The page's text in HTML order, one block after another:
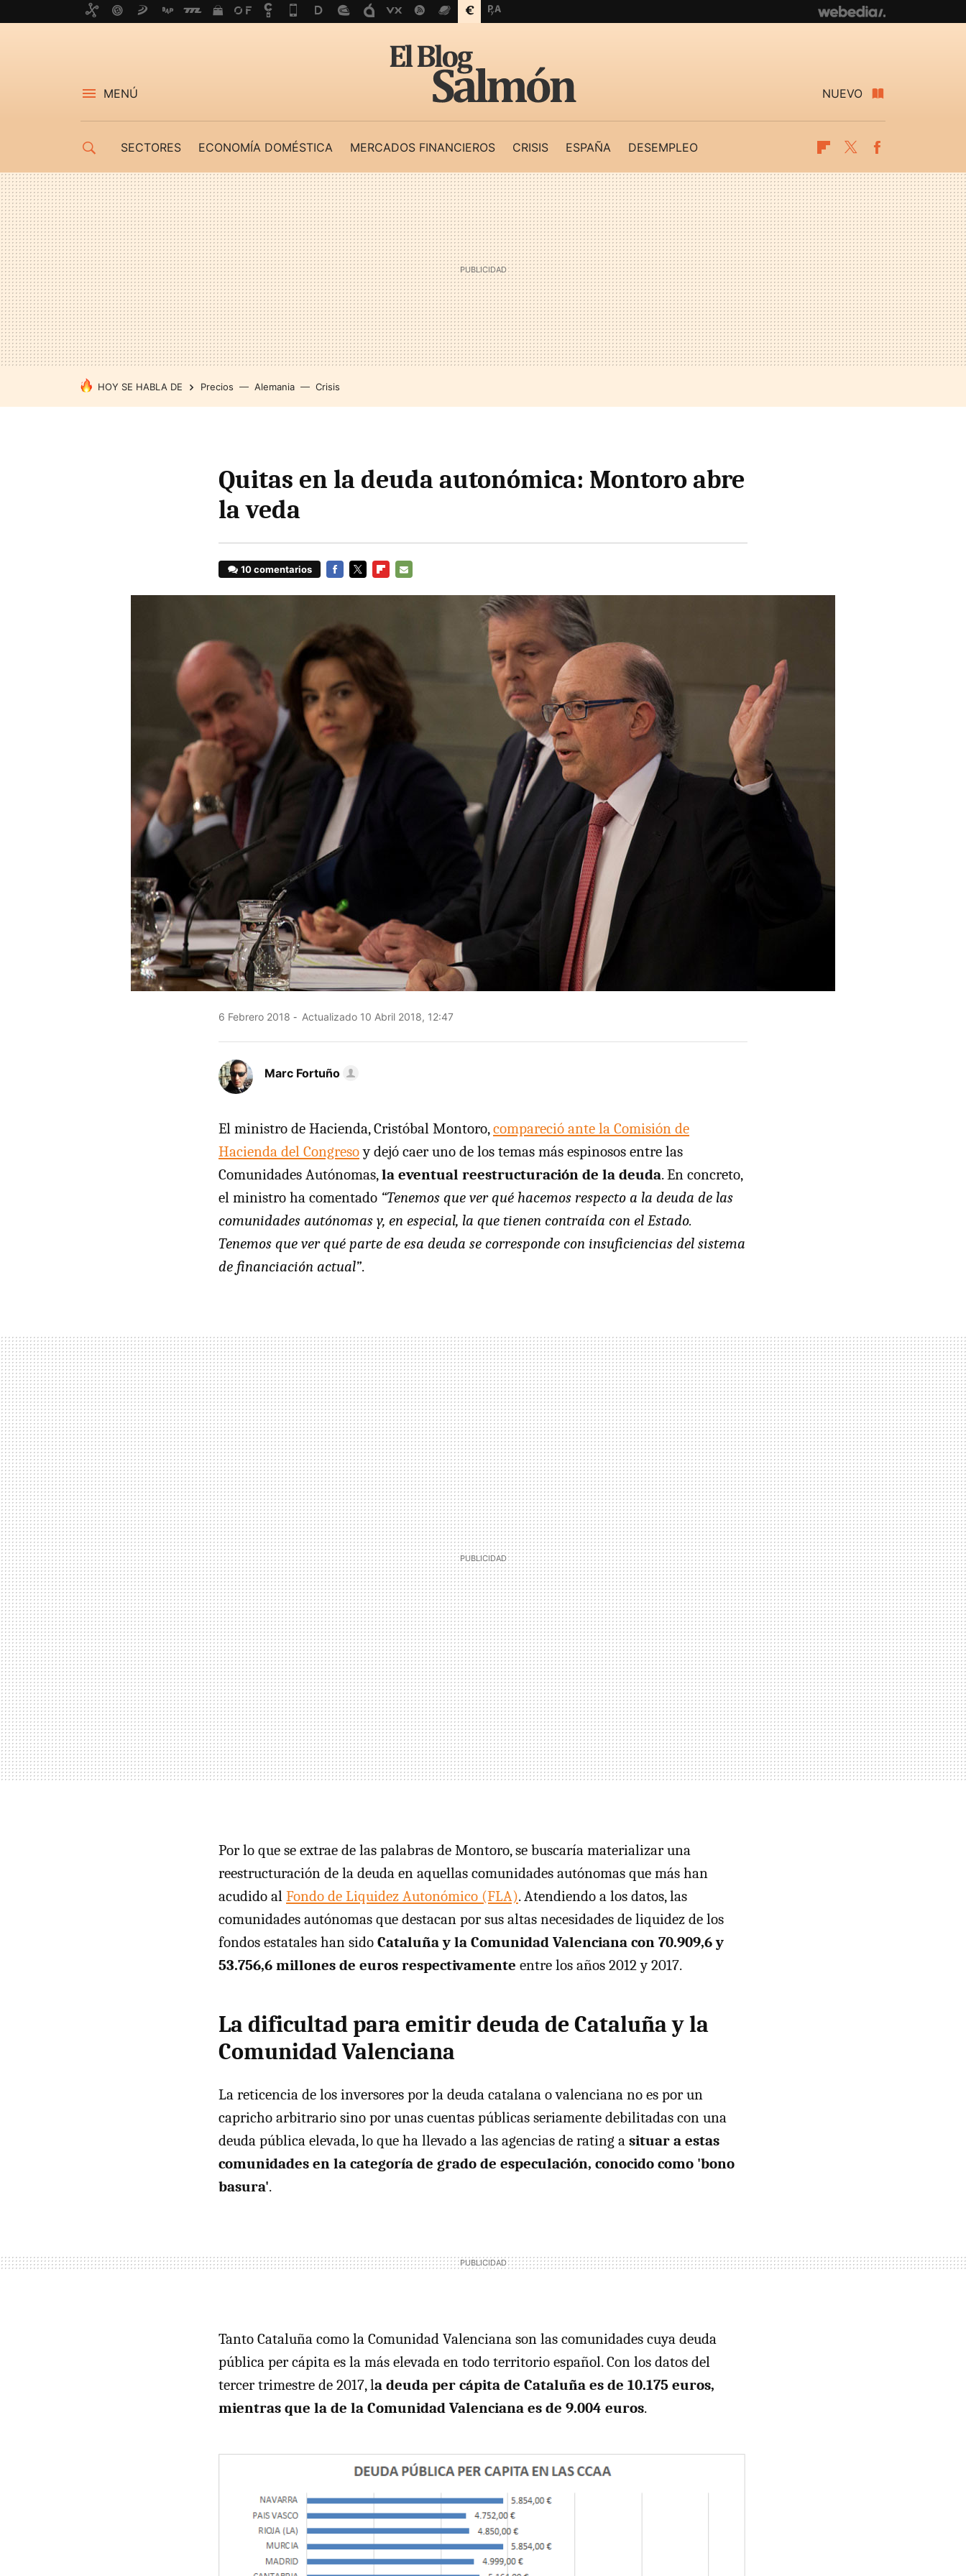
MENÚ NUEVO
SECTORES ECONOMÍA DOMÉSTICA MERCADOS FINANCIEROS CRISIS ESPAÑA DESEMPLEO Flipboard
Twitter
HOY SE HABLA DE Precios Alemania Crisis
Quitas en la deuda autonómica: Montoro abre
la veda
10 comentarios
6 Febrero 2018 Actualizado 10 Abril 2018, 12:47
Marc Fortuño
El ministro de Hacienda, Cristóbal Montoro,compareció ante la Comisión de
Hacienda del Congresoy dejó caer uno de los temas más espinosos entre las
Comunidades Autónomas,la eventual reestructuración de la deuda. En concreto,
el ministro ha comentado “Tenemos que ver qué hacemos respecto a la deuda de las
comunidades autónomas y, en especial, la que tienen contraída con el Estado.
Tenemos que ver qué parte de esa deuda se corresponde con insuficiencias del sistema
de financiación actual”.
Por lo que se extrae de las palabras de Montoro, se buscaría materializar una
reestructuración de la deuda en aquellas comunidades autónomas que más han
acudido al Fondo de Liquidez Autonómico (FLA). Atendiendo a los datos, las
comunidades autónomas que destacan por sus altas necesidades de liquidez de los
fondos estatales han sido Cataluña y la Comunidad Valenciana con 70.909,6 y
53.756,6 millones de euros respectivamente entre los años 2012 y 2017.
La dificultad para emitir deuda de Cataluña y la
Comunidad Valenciana
La reticencia de los inversores por la deuda catalana o valenciana no es por un
capricho arbitrario sino por unas cuentas públicas seriamente debilitadas con una
deuda pública elevada, lo que ha llevado a las agencias de rating a situar a estas
comunidades en la categoría de grado de especulación, conocido como 'bono
basura'.
Tanto Cataluña como la Comunidad Valenciana son las comunidades cuya deuda
pública per cápita es la más elevada en todo territorio español. Con los datos del
tercer trimestre de 2017, la deuda per cápita de Cataluña es de 10.175 euros,
mientras que la de la Comunidad Valenciana es de 9.004 euros.